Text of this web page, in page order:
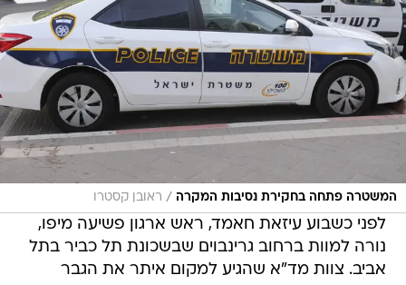
המשטרה פתחה בחקירת נסיבות המקרה / ראובן קסטרו
לפני כשבוע עיזאת חאמד, ראש ארגון פשיעה מיפו,
נורה למוות ברחוב גרינבוים שבשכונת תל כביר בתל
אביב. צוות מד"א שהגיע למקום איתר את הגבר